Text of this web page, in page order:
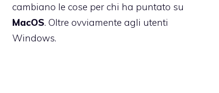
cambiano le cose per chi ha puntato su
MacOS. Oltre ovviamente agli utenti
Windows.